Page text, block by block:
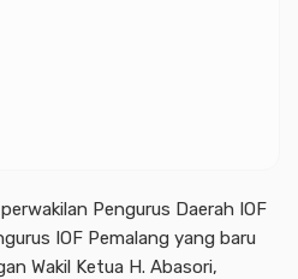
Pengurus Daerah IOF
IOF Pemalang yang baru
Wakil Ketua H. Abasori,